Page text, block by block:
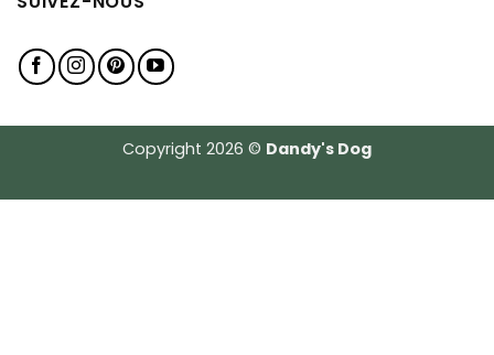
Copyright 2026 © Dandy's Dog